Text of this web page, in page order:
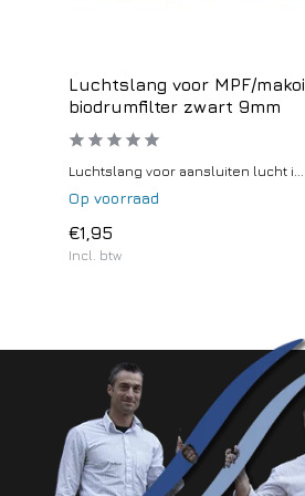
Luchtslang voor MPF/makoi
biodrumfilter zwart 9mm
Luchtslang voor aansluiten lucht i...
Op voorraad
€1,95
Incl. btw